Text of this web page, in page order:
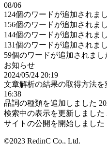
08/06
124個のワードが追加されまし
156個のワードが追加されまし
144個のワードが追加されまし
131個のワードが追加されまし
59個のワードが追加されまし
お知らせ
2024/05/24 20:19
文章解析の結果の取得方法を
16:38
品詞の種類を追加しました
検索中の表示を更新しました
サイトの公開を開始しました
©2023 RedinC Co., Ltd.